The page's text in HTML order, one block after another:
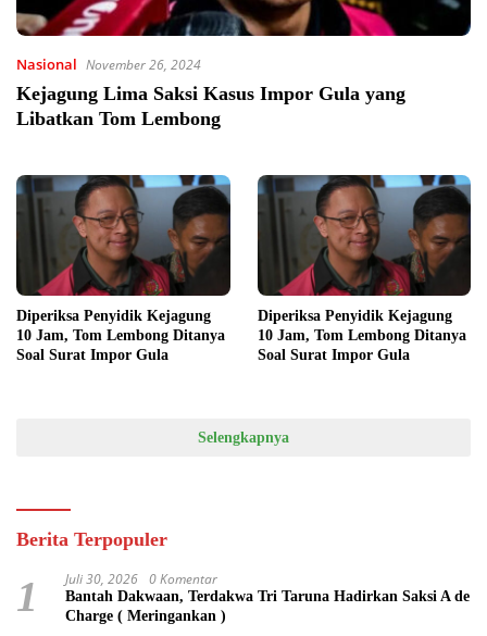
Nasional November 26, 2024
Kejagung Lima Saksi Kasus Impor Gula yang
Libatkan Tom Lembong
Diperiksa Penyidik Kejagung
10 Jam, Tom Lembong Ditanya
Soal Surat Impor Gula
Diperiksa Penyidik Kejagung
10 Jam, Tom Lembong Ditanya
Soal Surat Impor Gula
Selengkapnya
Berita Terpopuler
1 Juli 30, 2026 0 Komentar
Bantah Dakwaan, Terdakwa Tri Taruna Hadirkan Saksi A de
Charge ( Meringankan )